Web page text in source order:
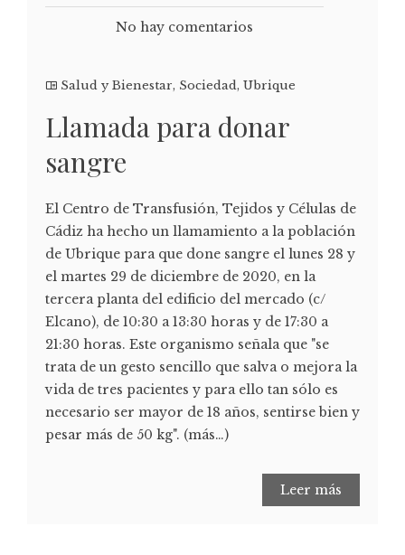
No hay comentarios
Salud y Bienestar, Sociedad, Ubrique
Llamada para donar
sangre
El Centro de Transfusión, Tejidos y Células de
Cádiz ha hecho un llamamiento a la población
de Ubrique para que done sangre el lunes 28 y
el martes 29 de diciembre de 2020, en la
tercera planta del edificio del mercado (c/
Elcano), de 10:30 a 13:30 horas y de 17:30 a
21:30 horas. Este organismo señala que "se
trata de un gesto sencillo que salva o mejora la
vida de tres pacientes y para ello tan sólo es
necesario ser mayor de 18 años, sentirse bien y
pesar más de 50 kg". (más…)
Leer más